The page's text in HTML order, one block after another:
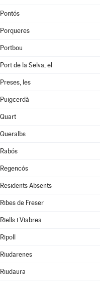
Pontós
Porqueres
Portbou
Port de la Selva, el
Preses, les
Puigcerdà
Quart
Queralbs
Rabós
Regencós
Residents Absents
Ribes de Freser
Riells i Viabrea
Ripoll
Riudarenes
Riudaura